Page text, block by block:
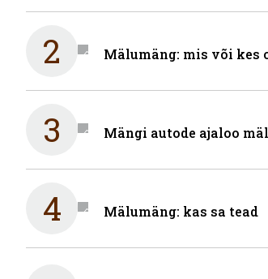
2 Mälumäng: mis või kes
3 Mängi autode ajaloo
4 Mälumäng: kas sa tead